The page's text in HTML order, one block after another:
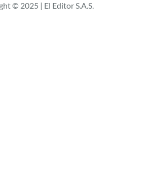
a
© 2025 | El Editor S.A.S.